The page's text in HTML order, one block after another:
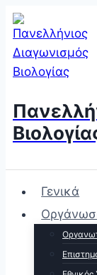
Skip
to
content
Γενικά